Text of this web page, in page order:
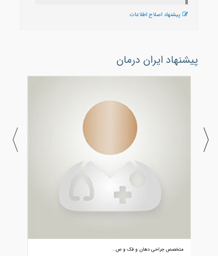
پیشنهاد اصلاح اطلاعات
پیشنهاد ایران درمان
متخصص جراحی دهان و فک و ص...